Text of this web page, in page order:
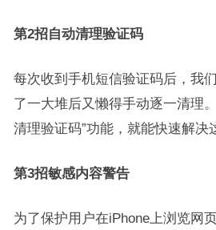
第2招自动清理验证码
每次收到手机短信验证码后，我
了一大堆后又懒得手动逐一清理
清理验证码”功能，就能快速解决
第3招敏感内容警告
为了保护用户在iPhone上浏览网